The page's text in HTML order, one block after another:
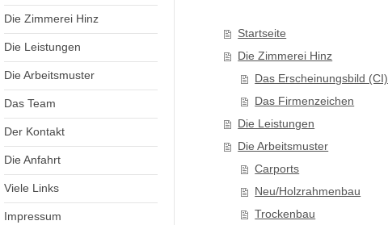
Die Zimmerei Hinz
Die Leistungen
Die Arbeitsmuster
Das Team
Der Kontakt
Die Anfahrt
Viele Links
Impressum
Startseite
Die Zimmerei Hinz
Das Erscheinungsbild (CI)
Das Firmenzeichen
Die Leistungen
Die Arbeitsmuster
Carports
Neu/Holzrahmenbau
Trockenbau